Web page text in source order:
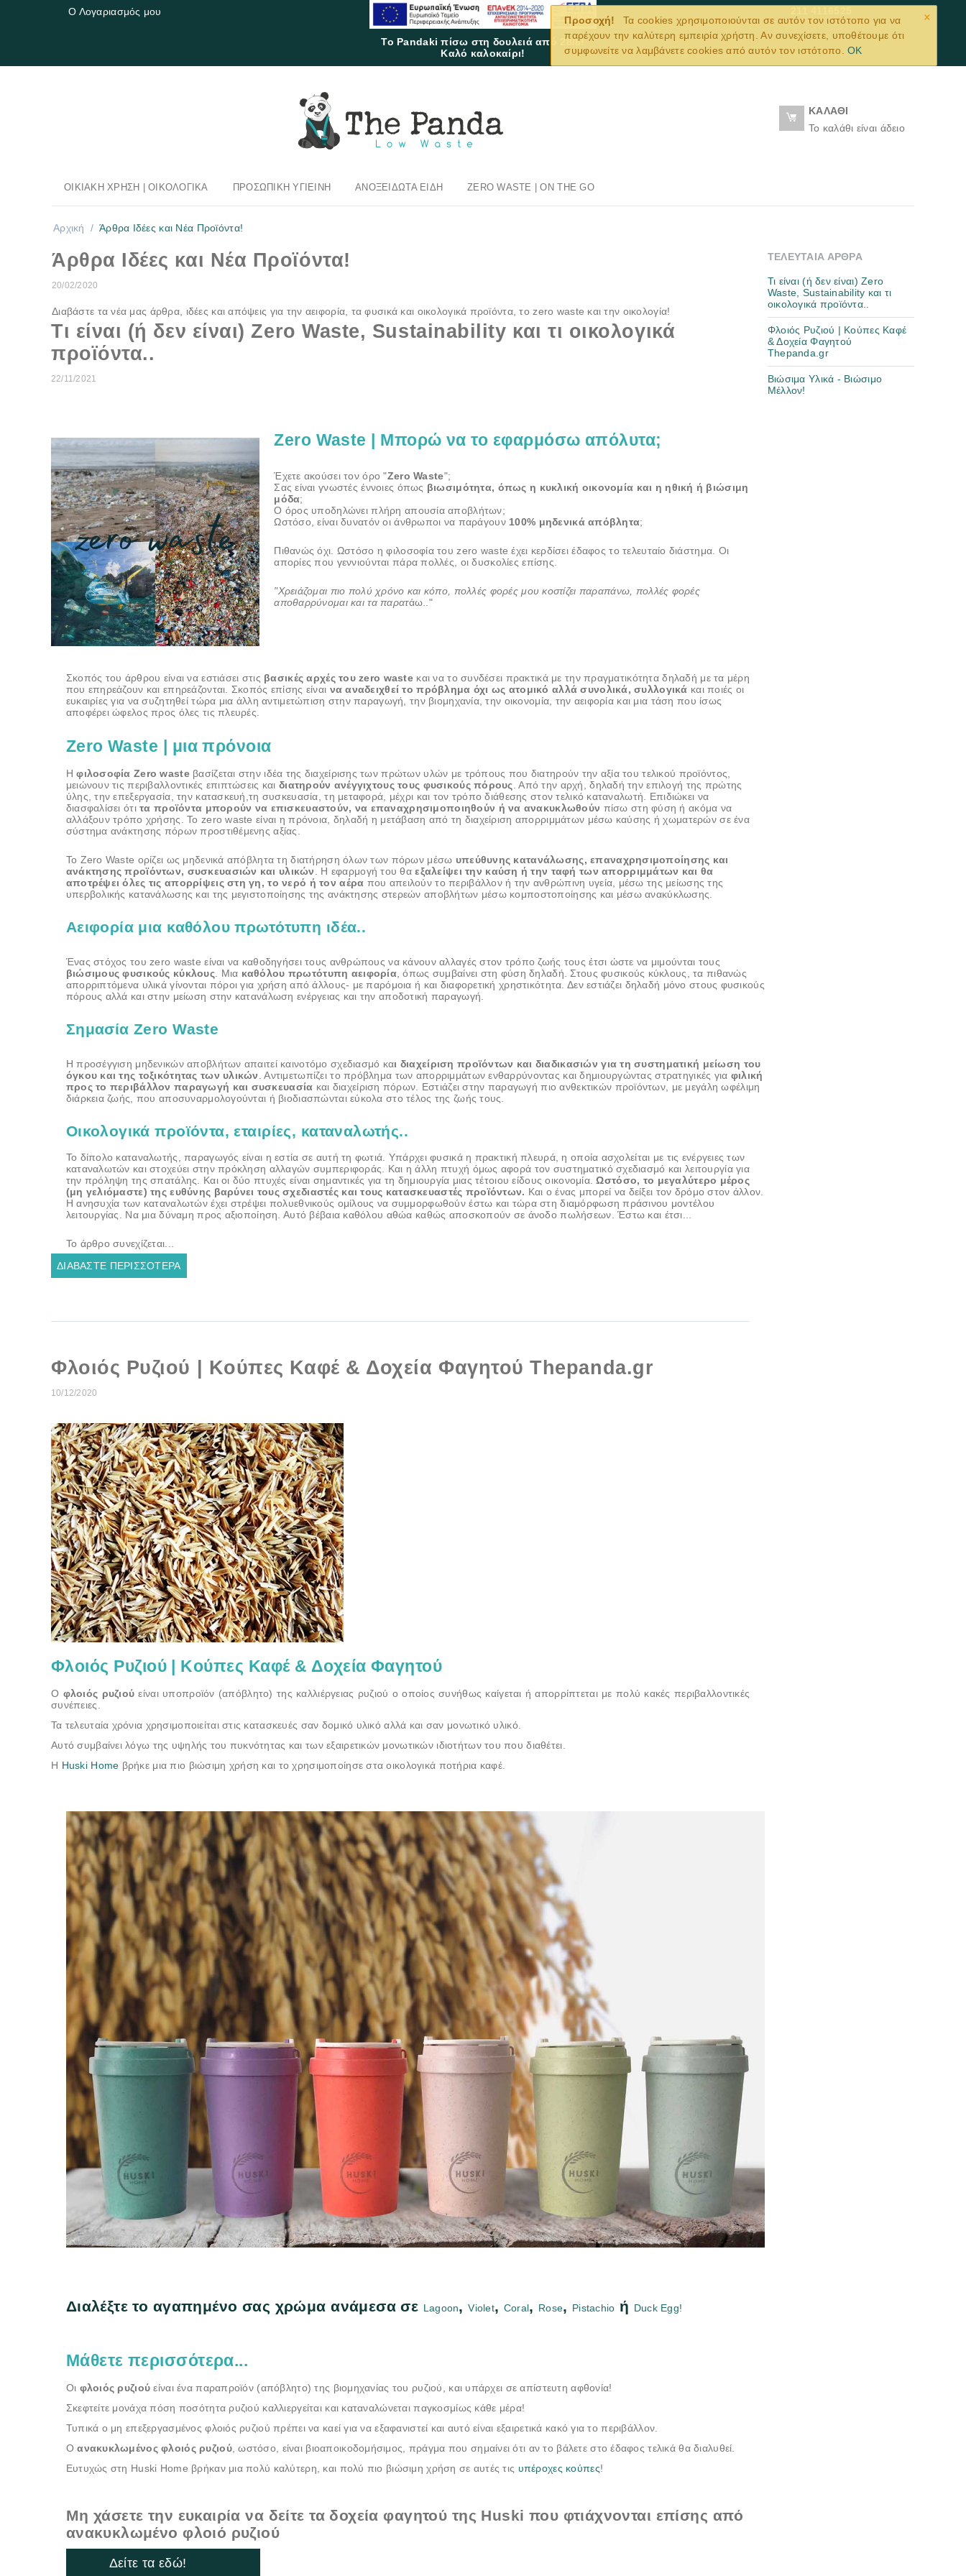
×
Προσοχή!
Τα cookies χρησιμοποιούνται σε αυτόν τον ιστότοπο για να
παρέχουν την καλύτερη εμπειρία χρήστη. Αν συνεχίσετε, υποθέτουμε ότι
συμφωνείτε να λαμβάνετε cookies από αυτόν τον ιστότοπο.OK
Ο Λογαριασμός μου
Το Pandaki πίσω στη δουλειά από 28/8!
Καλό καλοκαίρι!
ΚΑΛΆΘΙ
Το καλάθι είναι άδειο
ΟΙΚΙΑΚΉ ΧΡΉΣΗ | OΙΚΟΛΟΓΙΚΆ ΠΡΟΣΩΠΙΚΉ ΥΓΙΕΙΝΉ ΑΝΟΞΕΊΔΩΤΑ ΕΊΔΗ ZERO WASTE | ON THE GO
Αρχική / Άρθρα Ιδέες και Νέα Προϊόντα!
Άρθρα Ιδέες και Νέα Προϊόντα!
20/02/2020
Διαβάστε τα νέα μας άρθρα, ιδέες και απόψεις για την αειφορία, τα φυσικά και οικολογικά προϊόντα, το zero waste και την οικολογία!
Τι είναι (ή δεν είναι) Zero Waste, Sustainability και τι οικολογικά
προϊόντα..
22/11/2021
Zero Waste | Μπορώ να το εφαρμόσω απόλυτα;
Έχετε ακούσει τον όρο "Zero Waste";
Σας είναι γνωστές έννοιες όπως βιωσιμότητα, όπως η κυκλική οικονομία και η ηθική ή βιώσιμη
μόδα;
Ο όρος υποδηλώνει πλήρη απουσία αποβλήτων;
Ωστόσο, είναι δυνατόν οι άνθρωποι να παράγουν 100% μηδενικά απόβλητα;
Πιθανώς όχι. Ωστόσο η φιλοσοφία του zero waste έχει κερδίσει έδαφος το τελευταίο διάστημα. Οι
απορίες που γεννιούνται πάρα πολλές, οι δυσκολίες επίσης.
"Χρειάζομαι πιο πολύ χρόνο και κόπο, πολλές φορές μου κοστίζει παραπάνω, πολλές φορές
αποθαρρύνομαι και τα παρατάω.."
Σκοπός του άρθρου είναι να εστιάσει στις βασικές αρχές του zero waste και να το συνδέσει πρακτικά με την πραγματικότητα δηλαδή με τα μέρη
που επηρεάζουν και επηρεάζονται. Σκοπός επίσης είναι να αναδειχθεί το πρόβλημα όχι ως ατομικό αλλά συνολικά, συλλογικά και ποιές οι
ευκαιρίες για να συζητηθεί τώρα μια άλλη αντιμετώπιση στην παραγωγή, την βιομηχανία, την οικονομία, την αειφορία και μια τάση που ίσως
αποφέρει ώφελος προς όλες τις πλευρές.
Zero Waste | μια πρόνοια
Ηφιλοσοφία Zero waste βασίζεται στην ιδέα της διαχείρισης των πρώτων υλών με τρόπους που διατηρούν την αξία του τελικού προϊόντος,
μειώνουν τις περιβαλλοντικές επιπτώσεις και διατηρούν ανέγγιχτους τους φυσικούς πόρους . Από την αρχή, δηλαδή την επιλογή της πρώτης
ύλης, την επεξεργασία, την κατασκευή,τη συσκευασία, τη μεταφορά, μέχρι και τον τρόπο διάθεσης στον τελικό καταναλωτή. Επιδιώκει να
διασφαλίσει ότιτα προϊόντα μπορούν να επισκευαστούν, να επαναχρησιμοποιηθούν ή να ανακυκλωθούν πίσω στη φύση ή ακόμα να
αλλάξουν τρόπο χρήσης. Το zero waste είναι η πρόνοια, δηλαδή η μετάβαση από τη διαχείριση απορριμμάτων μέσω καύσης ή χωματερών σε ένα
σύστημα ανάκτησης πόρων προστιθέμενης αξίας.
Το Zero Waste ορίζει ως μηδενικά απόβλητα τη διατήρηση όλων των πόρων μέσω υπεύθυνης κατανάλωσης, επαναχρησιμοποίησης και
ανάκτησης προϊόντων, συσκευασιών και υλικών
. Η εφαρμογή του θαεξαλείψει την καύση ή την ταφή των απορριμμάτων και θα
αποτρέψει όλες τις απορρίψεις στη γη, το νερό ή τον αέρα που απειλούν το περιβάλλον ή την ανθρώπινη υγεία, μέσω της μείωσης της
υπερβολικής κατανάλωσης και της μεγιστοποίησης της ανάκτησης στερεών αποβλήτων μέσω κομποστοποίησης και μέσω ανακύκλωσης.
Αειφορία μια καθόλου πρωτότυπη ιδέα..
Ένας στόχος του zero waste είναι να καθοδηγήσει τους ανθρώπους να κάνουν αλλαγές στον τρόπο ζωής τους έτσι ώστε να μιμούνται τους
βιώσιμους φυσικούς κύκλους. Μια καθόλου πρωτότυπη αειφορία, όπως συμβαίνει στη φύση δηλαδή. Στους φυσικούς κύκλους, τα πιθανώς
απορριπτόμενα υλικά γίνονται πόροι για χρήση από άλλους- με παρόμοια ή και διαφορετική χρηστικότητα. Δεν εστιάζει δηλαδή μόνο στους φυσικούς
πόρους αλλά και στην μείωση στην κατανάλωση ενέργειας και την αποδοτική παραγωγή.
Σημασία Zero Waste
Η προσέγγιση μηδενικών αποβλήτων απαιτεί καινοτόμο σχεδιασμό και διαχείριση προϊόντων και διαδικασιών για τη συστηματική μείωση του
όγκου και της τοξικότητας των υλικών . Αντιμετωπίζει το πρόβλημα των απορριμμάτων ενθαρρύνοντας και δημιουργώντας στρατηγικές για φιλική
προς το περιβάλλον παραγωγή και συσκευασία και διαχείριση πόρων. Εστιάζει στην παραγωγή πιο ανθεκτικών προϊόντων, με μεγάλη ωφέλιμη
διάρκεια ζωής, που αποσυναρμολογούνται ή βιοδιασπώνται εύκολα στο τέλος της ζωής τους.
Οικολογικά προϊόντα, εταιρίες, καταναλωτής..
Το δίπολο καταναλωτής, παραγωγός είναι η εστία σε αυτή τη φωτιά. Υπάρχει φυσικά η πρακτική πλευρά, η οποία ασχολείται με τις ενέργειες των
καταναλωτών και στοχεύει στην πρόκληση αλλαγών συμπεριφοράς. Και η άλλη πτυχή όμως αφορά τον συστηματικό σχεδιασμό και λειτουργία για
την πρόληψη της σπατάλης. Και οι δύο πτυχές είναι σημαντικές για τη δημιουργία μιας τέτοιου είδους οικονομία.Ωστόσο, το μεγαλύτερο μέρος
(μη γελιόμαστε) της ευθύνης βαρύνει τους σχεδιαστές και τους κατασκευαστές προϊόντων. Και ο ένας μπορεί να δείξει τον δρόμο στον άλλον.
Η ανησυχία των καταναλωτών έχει στρέψει πολυεθνικούς ομίλους να συμμορφωθούν έστω και τώρα στη διαμόρφωση πράσινου μοντέλου
λειτουργίας. Να μια δύναμη προς αξιοποίηση. Αυτό βέβαια καθόλου αθώα καθώς αποσκοπούν σε άνοδο πωλήσεων. Έστω και έτσι...
Το άρθρο συνεχίζεται...
ΔΙΑΒΆΣΤΕ ΠΕΡΙΣΣΌΤΕΡΑ
Φλοιός Ρυζιού | Kούπες Καφέ & Δοχεία Φαγητού Thepanda.gr
10/12/2020
Φλοιός Ρυζιού | Kούπες Καφέ & Δοχεία Φαγητού
Ο φλοιός ρυζιούείναι υποπροϊόν (απόβλητο) της καλλιέργειας ρυζιού ο οποίος συνήθως καίγεται ή απορρίπτεται με πολύ κακές περιβαλλοντικές
συνέπειες.
Τα τελευταία χρόνια χρησιμοποιείται στις κατασκευές σαν δομικό υλικό αλλά και σαν μονωτικό υλικό.
Αυτό συμβαίνει λόγω της υψηλής του πυκνότητας και των εξαιρετικών μονωτικών ιδιοτήτων του που διαθέτει.
Η Huski Home βρήκε μια πιο βιώσιμη χρήση και το χρησιμοποίησε στα οικολογικά ποτήρια καφέ.
Διαλέξτε το αγαπημένο σας χρώμα ανάμεσα σε Lagoon,Violet, Coral, Rose, Pistachio ή Duck Egg!
Μάθετε περισσότερα...
Οι φλοιός ρυζιού είναι ένα παραπροϊόν (απόβλητο) της βιομηχανίας του ρυζιού, και υπάρχει σε απίστευτη αφθονία!
Σκεφτείτε μονάχα πόση ποσότητα ρυζιού καλλιεργείται και καταναλώνεται παγκοσμίως κάθε μέρα!
Τυπικά ο μη επεξεργασμένος φλοιός ρυζιού πρέπει να καεί για να εξαφανιστεί και αυτό είναι εξαιρετικά κακό για το περιβάλλον.
Οανακυκλωμένος φλοιός ρυζιού, ωστόσο, είναι βιοαποικοδομήσιμος, πράγμα που σημαίνει ότι αν το βάλετε στο έδαφος τελικά θα διαλυθεί.
Ευτυχώς στη Huski Home βρήκαν μια πολύ καλύτερη, και πολύ πιο βιώσιμη χρήση σε αυτές τις υπέροχες κούπες!
Μη χάσετε την ευκαιρία να δείτε τα δοχεία φαγητού της Huski που φτιάχνονται επίσης από
ανακυκλωμένο φλοιό ρυζιού
Δείτε τα εδώ!
ΤΕΛΕΥΤΑΊΑ ΆΡΘΡΑ
Τι είναι (ή δεν είναι) Zero
Waste, Sustainability και τι
οικολογικά προϊόντα..
Φλοιός Ρυζιού | Kούπες Καφέ
& Δοχεία Φαγητού
Thepanda.gr
Βιώσιμα Υλικά - Βιώσιμο
Μέλλον!